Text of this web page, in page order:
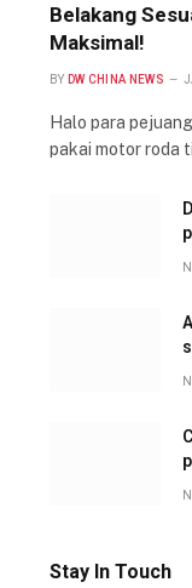
Belakang
Maksimal!
BY DW CHINA NEWS
Halo para
pakai motor roda
Stay In Touch